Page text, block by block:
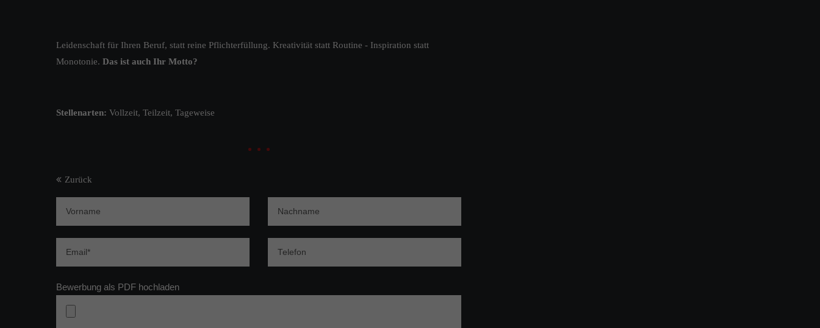
Leidenschaft für Ihren Beruf, statt reine Pflichterfüllung. Kreativität statt Routine - Inspiration statt
Monotonie. Das ist auch Ihr Motto?
Stellenarten: Vollzeit, Teilzeit, Tageweise
Zurück
Bewerbung als PDF hochladen